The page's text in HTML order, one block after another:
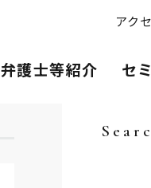
アク
弁護士等紹介 セ